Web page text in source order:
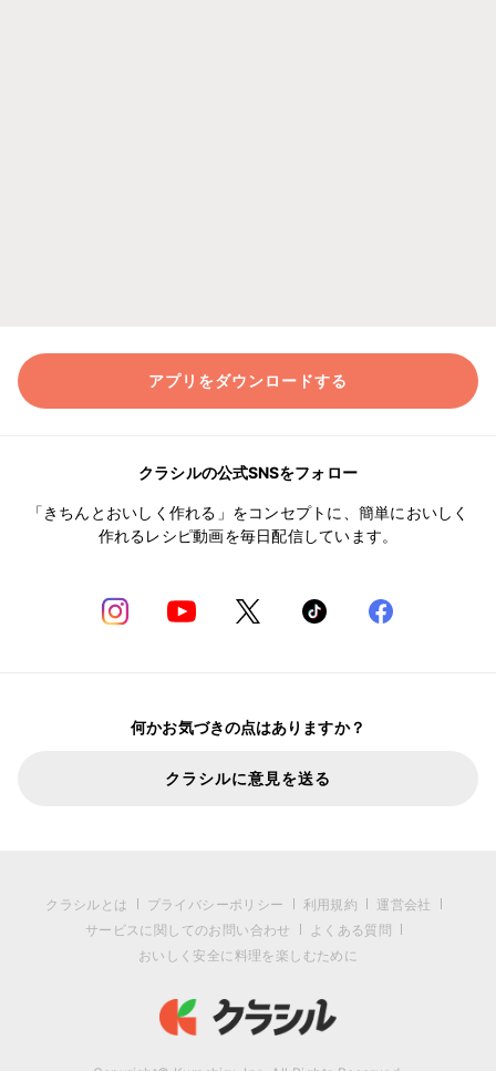
アプリをダウンロードする
クラシルの公式SNSをフォロー
「きちんとおいしく作れる」をコンセプトに、簡単においしく
作れるレシピ動画を毎日配信しています。
何かお気づきの点はありますか？
クラシルに意見を送る
クラシルとは プライバシーポリシー 利用規約
運営会社
サービスに関してのお問い合わせ
よくある質問
おいしく安全に料理を楽しむために